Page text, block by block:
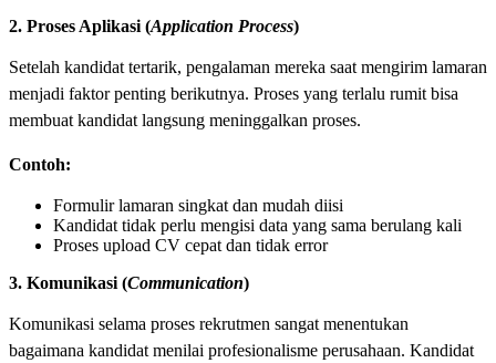
2. Proses Aplikasi (Application Process)
Setelah kandidat tertarik, pengalaman mereka saat mengirim lamaran
menjadi faktor penting berikutnya. Proses yang terlalu rumit bisa
membuat kandidat langsung meninggalkan proses.
Contoh:
Formulir lamaran singkat dan mudah diisi
Kandidat tidak perlu mengisi data yang sama berulang kali
Proses upload CV cepat dan tidak error
3. Komunikasi (Communication)
Komunikasi selama proses rekrutmen sangat menentukan
bagaimana kandidat menilai profesionalisme perusahaan. Kandidat